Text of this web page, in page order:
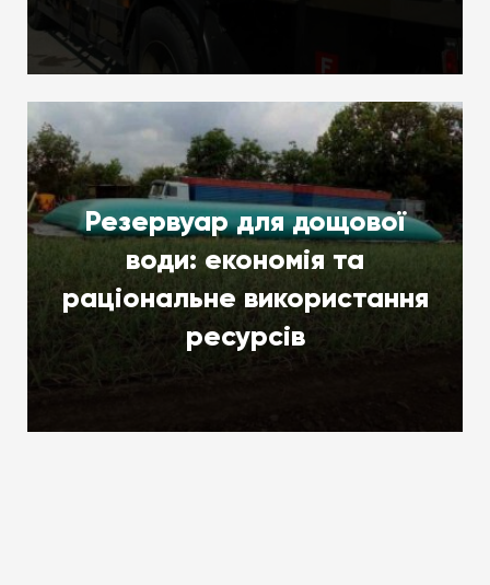
Резервуар для дощової
води: економія та
раціональне використання
ресурсів